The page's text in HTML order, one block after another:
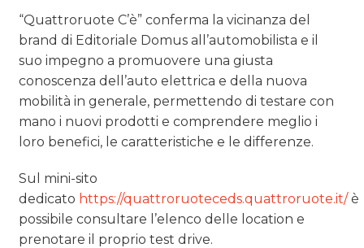
“Quattroruote C’è” conferma la vicinanza del
brand di Editoriale Domus all’automobilista e il
suo impegno a promuovere una giusta
conoscenza dell’auto elettrica e della nuova
mobilità in generale, permettendo di testare con
mano i nuovi prodotti e comprendere meglio i
loro benefici, le caratteristiche e le differenze.
Sul mini-sito
dedicato https://quattroruoteceds.quattroruote.it/è
possibile consultare l’elenco delle location e
prenotare il proprio test drive.